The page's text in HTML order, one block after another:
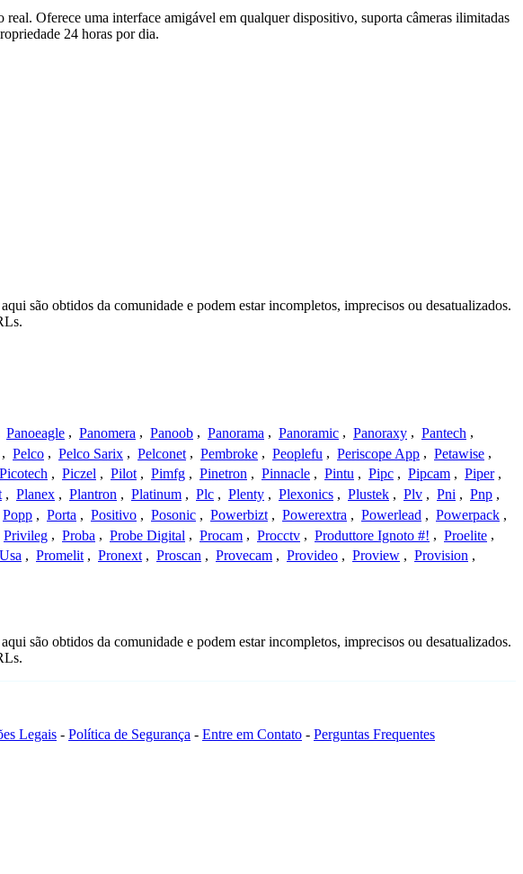
Oferece uma interface amigável em qualquer dispositivo, suporta câmeras ilimitadas
24 horas por dia.
são obtidos da comunidade e podem estar incompletos, imprecisos ou desatualizados.
Panoeagle , Panomera , Panoob , Panorama , Panoramic , Panoraxy , Pantech ,
, Pelco , Pelco Sarix , Pelconet , Pembroke , Peoplefu , Periscope App , Petawise ,
Picotech , Piczel , Pilot , Pimfg , Pinetron , Pinnacle , Pintu , Pipc , Pipcam , Piper ,
, Planex , Plantron , Platinum , Plc , Plenty , Plexonics , Plustek , Plv , Pni , Pnp ,
Popp , Porta , Positivo , Posonic , Powerbizt , Powerextra , Powerlead , Powerpack ,
Privileg , Proba , Probe Digital , Procam , Procctv , Produttore Ignoto #! , Proelite ,
, Promelit , Pronext , Proscan , Provecam , Provideo , Proview , Provision ,
são obtidos da comunidade e podem estar incompletos, imprecisos ou desatualizados.
Legais - Política de Segurança - Entre em Contato - Perguntas Frequentes